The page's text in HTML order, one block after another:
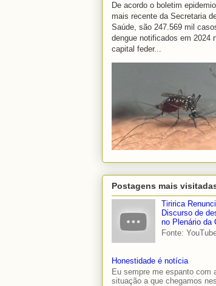
De acordo o boletim
mais recente da Secretaria
Saúde, são 247.569 mil
dengue notificados em 2024
capital feder...
Postagens mais
Tiririca
Discurso de
no Plenário da
Fonte:
Honestidade é notícia
Eu sempre me espanto com
situação a que chegamos